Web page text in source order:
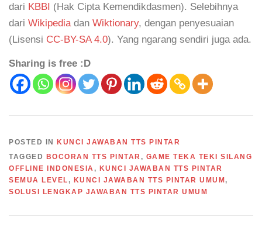
dari KBBI (Hak Cipta Kemendikdasmen). Selebihnya
dari Wikipediadan Wiktionary, dengan penyesuaian
(Lisensi CC-BY-SA 4.0). Yang ngarang sendiri juga ada.
Sharing is free :D
POSTED IN
KUNCI JAWABAN TTS PINTAR
TAGGED
BOCORAN TTS PINTAR , GAME TEKA TEKI SILANG
OFFLINE INDONESIA , KUNCI JAWABAN TTS PINTAR
SEMUA LEVEL , KUNCI JAWABAN TTS PINTAR UMUM ,
SOLUSI LENGKAP JAWABAN TTS PINTAR UMUM